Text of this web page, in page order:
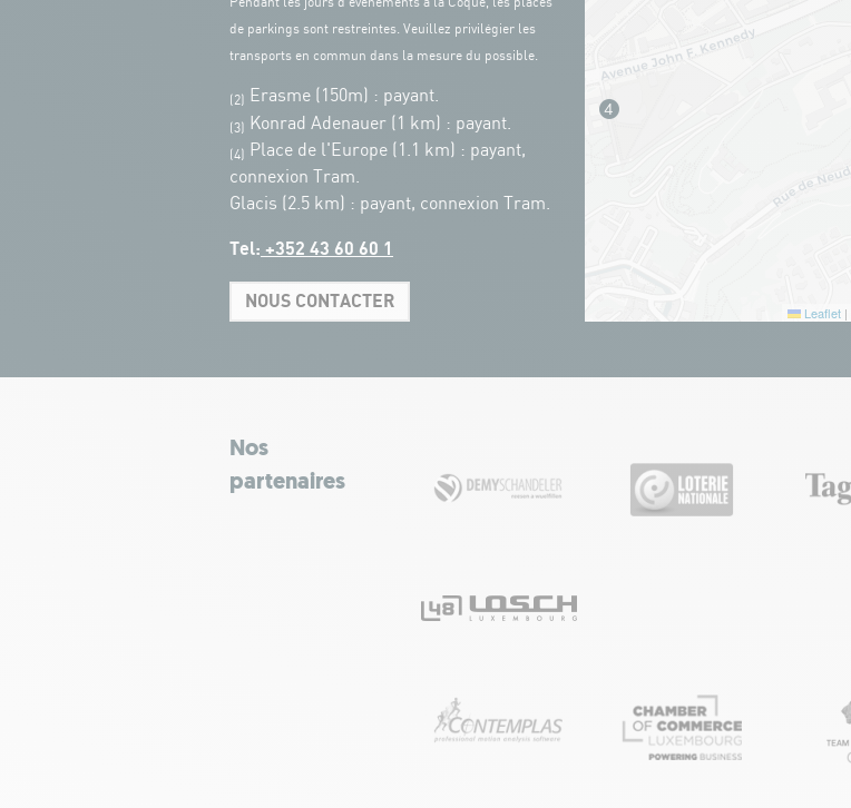
de parkings sont restreintes. Veuillez privilégier les
transports en commun dans la mesure du possible.
(2) Erasme (150m) : payant.
(3) Konrad Adenauer (1 km) : payant.
(4)
Place de l'Europe (1.1 km) : payant,
connexion Tram.
Glacis (2.5 km) : payant, connexion Tram.
Tel: +352 43 60 60 1
NOUS CONTACTER
Leaflet |
Nos
partenaires